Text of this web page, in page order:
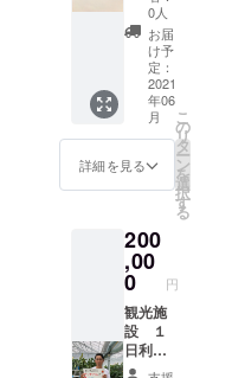
み Ｓ
／Ｍ／
Ｌ／Ｌ
Ｌから
選べま
す。
ます。
アンス
リウム
生産農
家だか
らでき
る、ボ
リュー
ムにに
なりま
す。 写
考まで
に。実
際届く
中身は
季節に
よって
花が変
わりま
ト 2
個 発
送可能
（配送
料込）
企業様
や旅行
者向け
施設を
１日貸
し切
客様と
当ス
タッフ
のみの
空間。
スタッ
フも作
業をし
ム谷口
のその
時の旬
な作物
発送。
どれか
１つ選
べます
例）ア
ンスリ
ウムア
個 例）
アンス
リウム
切り
花 20
本 1箱
例）ミ
ニヒマ
0人
お届
け予
定：
2021
年06
月
詳細を見る
こ
の
リ
タ
ー
ン
を
選
択
す
る
200
,00
0 円
観光施
設 １
日利用
券(9:00-